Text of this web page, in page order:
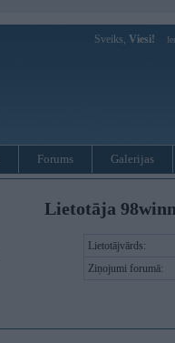
Sveiks, Viesi!
Forums Galerijas
Lietotāja
Lietotājvārds:
Ziņojumi forumā: